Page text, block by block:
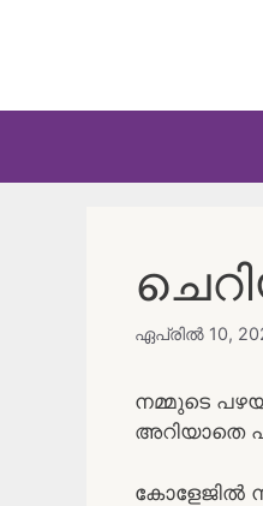
ഏപ്രിൽ 10,
നമ്മുടെ
അറിയാതെ
കോളേജിൽ